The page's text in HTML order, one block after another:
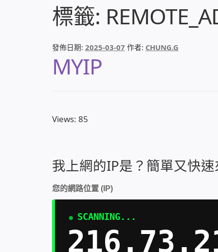
標籤:
發佈日期: 2025-03-07 作者: CHUNG.G
MYIP
Views: 85
我上網的IP是？簡單又快
您的網路位置 (IP)
SCANNING...